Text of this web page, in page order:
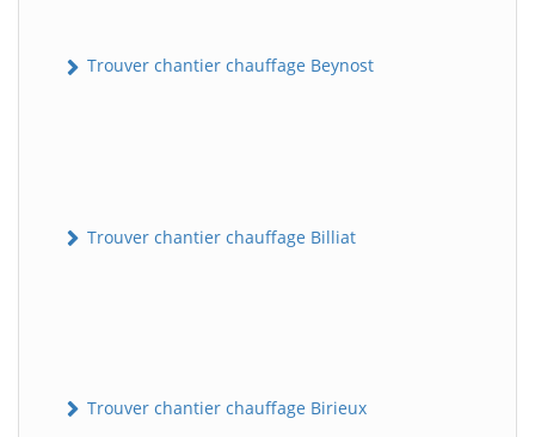
Trouver chantier chauffage Beynost
Trouver chantier chauffage Billiat
Trouver chantier chauffage Birieux